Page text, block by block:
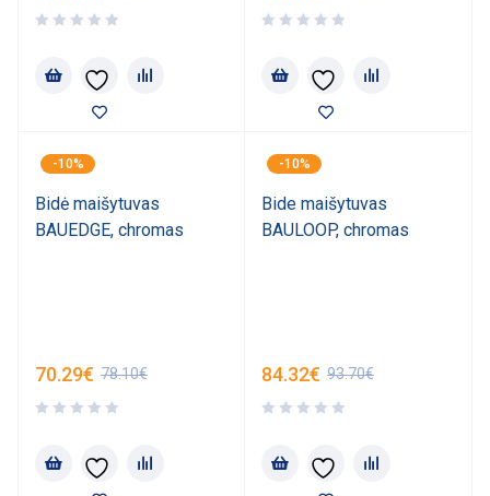
-10%
Bidė maišytuvas
BAUEDGE, chromas
78.10€
70.29€
-10%
Bide maišytuvas
BAULOOP, chromas
93.70€
84.32€